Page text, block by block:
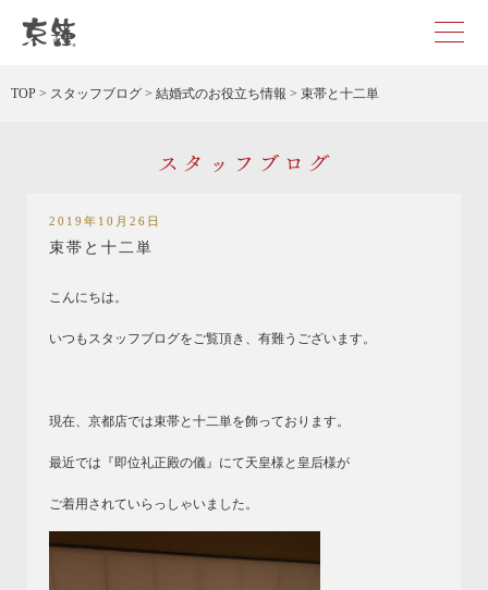
TOP > スタッフブログ > 結婚式のお役立ち情報 > 束帯と十二単
スタッフブログ
2019年10月26日
束帯と十二単
こんにちは。
いつもスタッフブログをご覧頂き、有難うございます。
現在、京都店では束帯と十二単を飾っております。
最近では『即位礼正殿の儀』にて天皇様と皇后様が
ご着用されていらっしゃいました。